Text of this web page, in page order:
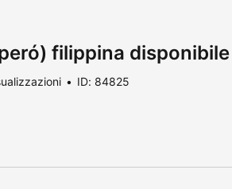
filippina disponibile
ID: 84825